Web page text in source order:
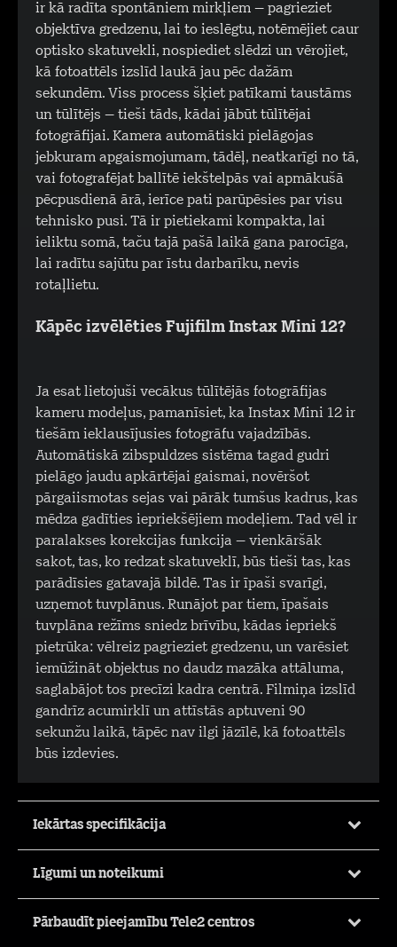
ir kā radīta spontāniem mirkļiem – pagrieziet
objektīva gredzenu, lai to ieslēgtu, notēmējiet caur
optisko skatuvekli, nospiediet slēdzi un vērojiet,
kā fotoattēls izslīd laukā jau pēc dažām
sekundēm. Viss process šķiet patīkami taustāms
un tūlītējs – tieši tāds, kādai jābūt tūlītējai
fotogrāfijai. Kamera automātiski pielāgojas
jebkuram apgaismojumam, tādēļ, neatkarīgi no tā,
vai fotografējat ballītē iekštelpās vai apmākušā
pēcpusdienā ārā, ierīce pati parūpēsies par visu
tehnisko pusi. Tā ir pietiekami kompakta, lai
ieliktu somā, taču tajā pašā laikā gana parocīga,
lai radītu sajūtu par īstu darbarīku, nevis
rotaļlietu.
Kāpēc izvēlēties Fujifilm Instax Mini 12?
Ja esat lietojuši vecākus tūlītējās fotogrāfijas
kameru modeļus, pamanīsiet, ka Instax Mini 12 ir
tiešām ieklausījusies fotogrāfu vajadzībās.
Automātiskā zibspuldzes sistēma tagad gudri
pielāgo jaudu apkārtējai gaismai, novēršot
pārgaiismotas sejas vai pārāk tumšus kadrus, kas
mēdza gadīties iepriekšējiem modeļiem. Tad vēl ir
paralakses korekcijas funkcija – vienkāršāk
sakot, tas, ko redzat skatuveklī, būs tieši tas, kas
parādīsies gatavajā bildē. Tas ir īpaši svarīgi,
uzņemot tuvplānus. Runājot par tiem, īpašais
tuvplāna režīms sniedz brīvību, kādas iepriekš
pietrūka: vēlreiz pagrieziet gredzenu, un varēsiet
iemūžināt objektus no daudz mazāka attāluma,
saglabājot tos precīzi kadra centrā. Filmiņa izslīd
gandrīz acumirklī un attīstās aptuveni 90
sekunžu laikā, tāpēc nav ilgi jāzīlē, kā fotoattēls
būs izdevies.
Iekārtas specifikācija
Līgumi un noteikumi
Pārbaudīt pieejamību Tele2 centros